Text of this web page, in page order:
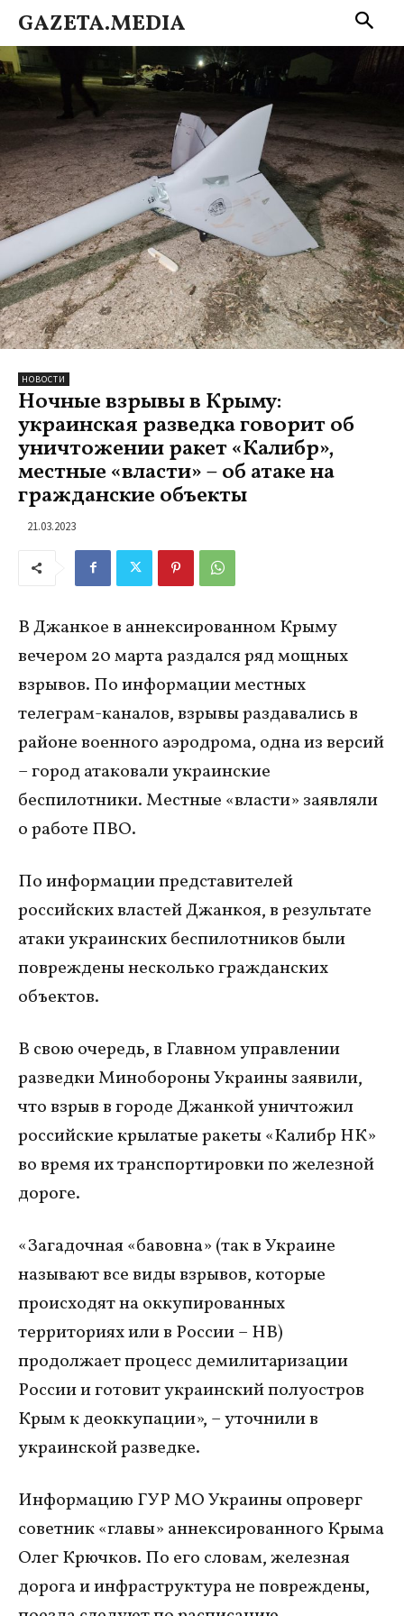
GAZETA.MEDIA
НОВОСТИ
Ночные взрывы в Крыму:
украинская разведка говорит об
уничтожении ракет «Калибр»,
местные «власти» – об атаке на
гражданские объекты
21.03.2023
В Джанкое в аннексированном Крыму
вечером 20 марта раздался ряд мощных
взрывов. По информации местных
телеграм-каналов, взрывы раздавались в
районе военного аэродрома, одна из версий
– город атаковали украинские
беспилотники. Местные «власти» заявляли
о работе ПВО.
По информации представителей
российских властей Джанкоя, в результате
атаки украинских беспилотников были
повреждены несколько гражданских
объектов.
В свою очередь, в Главном управлении
разведки Минобороны Украины заявили,
что взрыв в городе Джанкой уничтожил
российские крылатые ракеты «Калибр НК»
во время их транспортировки по железной
дороге.
«Загадочная «бавовна» (так в Украине
называют все виды взрывов, которые
происходят на оккупированных
территориях или в России – НВ)
продолжает процесс демилитаризации
России и готовит украинский полуостров
Крым к деоккупации», – уточнили в
украинской разведке.
Информацию ГУР МО Украины опроверг
советник «главы» аннексированного Крыма
Олег Крючков. По его словам, железная
дорога и инфраструктура не повреждены,